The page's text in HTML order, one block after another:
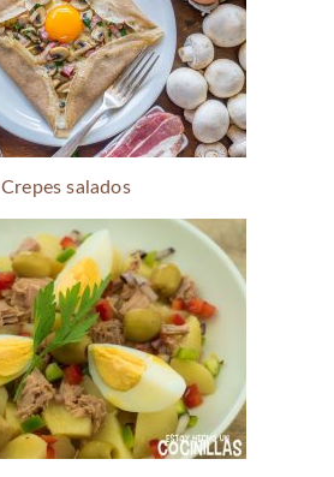
Crepes salados